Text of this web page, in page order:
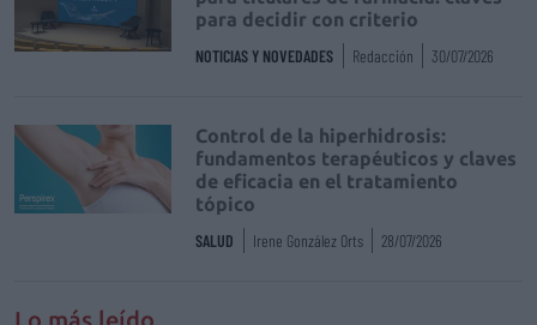
para decidir con criterio
NOTICIAS Y NOVEDADES Redacción 30/07/2026
Control de la hiperhidrosis:
fundamentos terapéuticos y claves
de eficacia en el tratamiento
tópico
SALUD Irene González Orts 28/07/2026
Lo más leído